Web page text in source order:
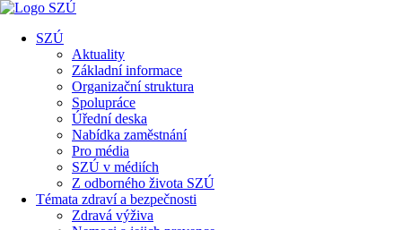
SZÚ
Aktuality
Základní informace
Organizační struktura
Spolupráce
Úřední deska
Nabídka zaměstnání
Pro média
SZÚ v médiích
Z odborného života SZÚ
Témata zdraví a bezpečnosti
Zdravá výživa